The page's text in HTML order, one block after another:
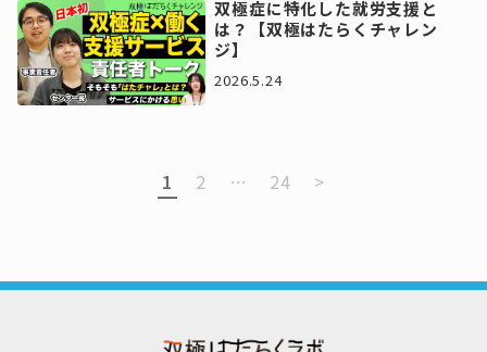
双極症に特化した就労支援と
は？【双極はたらくチャレン
ジ】
2026.5.24
1 2 … 24 >